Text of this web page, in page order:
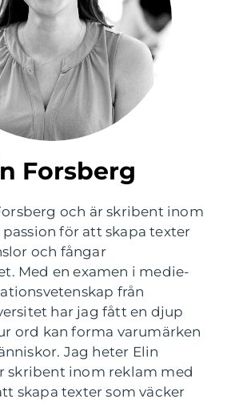
Forsberg
och är skribent inom
för att skapa texter
och fångar
Med en examen i medie-
från
har jag fått en djup
ord kan forma varumärken
Jag heter Elin
skribent inom reklam med
skapa texter som väcker